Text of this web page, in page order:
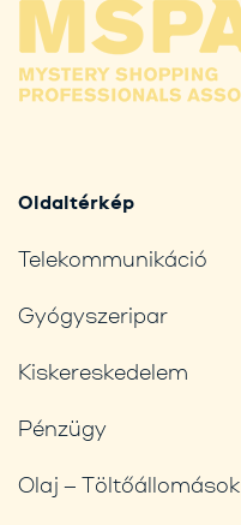
Oldaltérkép
Telekommunikáció
Gyógyszeripar
Kiskereskedelem
Pénzügy
Olaj – Töltőállomások